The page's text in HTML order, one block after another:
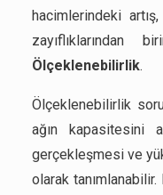
hacimlerindeki
zayıflıklarından
Ölçeklenebilirlik.
Ölçeklenebilirlik
ağın kapasitesini
gerçekleşmesi ve
olarak